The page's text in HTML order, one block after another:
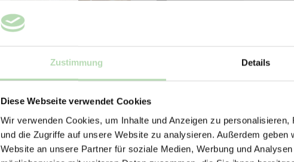
Zustimmung Details
Diese Webseite verwendet Cookies
Wir verwenden Cookies, um Inhalte und Anzeigen zu
und die Zugriffe auf unsere Website zu analysieren. Außerdem
Website an unsere Partner für soziale Medien, Werbung und
So
Zum
Jetzt